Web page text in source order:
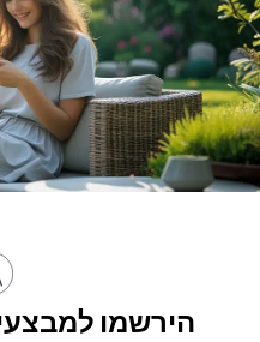
הירשמו